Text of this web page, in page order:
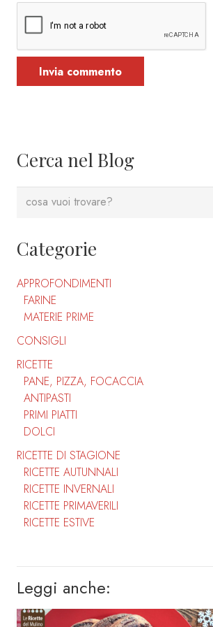
Cerca nel Blog
Categorie
APPROFONDIMENTI
FARINE
MATERIE PRIME
CONSIGLI
RICETTE
PANE, PIZZA, FOCACCIA
ANTIPASTI
PRIMI PIATTI
DOLCI
RICETTE DI STAGIONE
RICETTE AUTUNNALI
RICETTE INVERNALI
RICETTE PRIMAVERILI
RICETTE ESTIVE
Invia commento
Leggi anche: